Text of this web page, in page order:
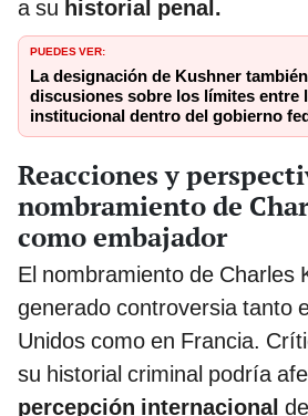
a su historial penal.
PUEDES VER:
La designación de Kushner
discusiones sobre los límites entre
institucional dentro del gobierno
Reacciones y
nombramiento de
como embajador
El nombramiento de Charles
generado controversia tanto
Unidos como en Francia.
su historial criminal podría
percepción internacional